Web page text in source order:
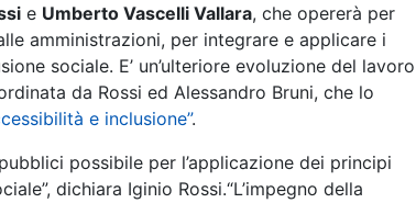
e Umberto Vascelli Vallara, che opererà per
amministrazioni, per integrare e applicare i
sociale. E’ un’ulteriore evoluzione del lavoro
da Rossi ed Alessandro Bruni, che lo
e inclusione”.
possibile per l’applicazione dei principi
dichiara Iginio Rossi.“L’impegno della